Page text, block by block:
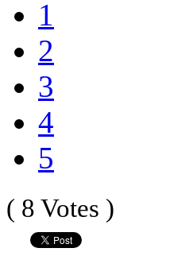
1
2
3
4
5
( 8 Votes )